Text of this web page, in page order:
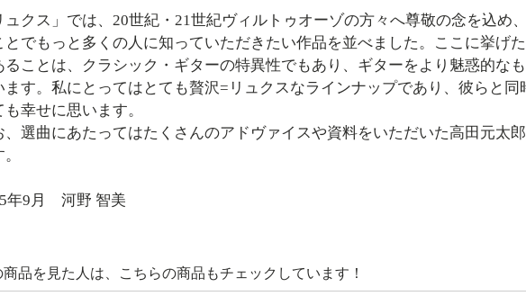
ュクス」では、20世紀・21世紀ヴィルトゥオーゾの方々へ尊敬の念を込め
とでもっと多くの人に知っていただきたい作品を並べました。ここに挙げ
ることは、クラシック・ギターの特異性でもあり、ギターをより魅惑的な
ます。私にとってはとても贅沢=リュクスなラインナップであり、彼らと
も幸せに思います。
、選曲にあたってはたくさんのアドヴァイスや資料をいただいた高田元太
年9月 河野 智美
商品を見た人は、こちらの商品もチェックしています！